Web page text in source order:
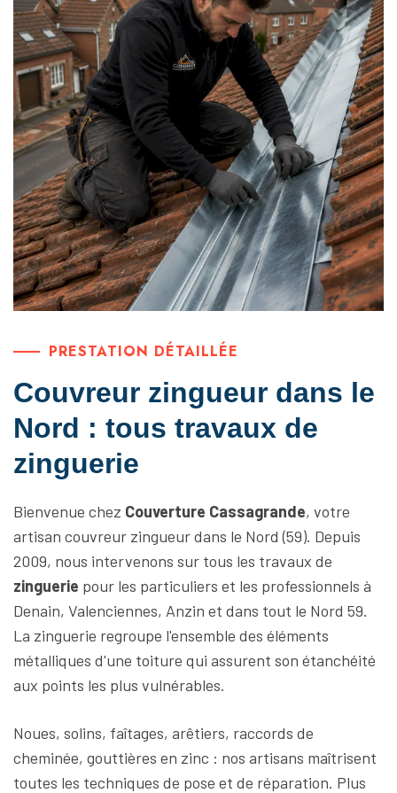
PRESTATION DÉTAILLÉE
Couvreur zingueur dans le
Nord : tous travaux de
zinguerie
Bienvenue chez Couverture Cassagrande, votre
artisan couvreur zingueur dans le Nord (59). Depuis
2009, nous intervenons sur tous les travaux de
zinguerie pour les particuliers et les professionnels à
Denain, Valenciennes, Anzin et dans tout le Nord 59.
La zinguerie regroupe l'ensemble des éléments
métalliques d'une toiture qui assurent son étanchéité
aux points les plus vulnérables.
Noues, solins, faîtages, arêtiers, raccords de
cheminée, gouttières en zinc : nos artisans maîtrisent
toutes les techniques de pose et de réparation. Plus